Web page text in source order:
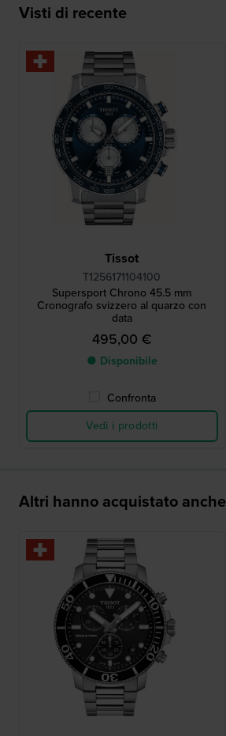
Visti di recente
Tissot
T1256171104100
Supersport Chrono 45.5 mm
Cronografo svizzero al quarzo con
data
495,00 €
● Disponibile
Confronta
Vedi i prodotti
Altri hanno acquistato anche